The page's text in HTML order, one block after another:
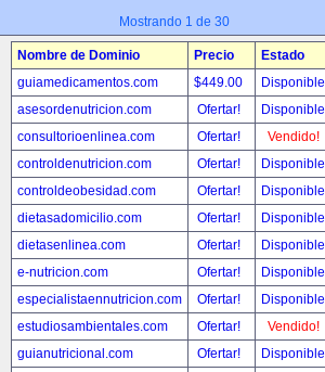
Mostrando 1 de 30
Nombre de Dominio Precio
Estado
guiamedicamentos.com
$449.00
Disponible
asesordenutricion.com
Ofertar!
Disponible
consultorioenlinea.com
Ofertar!
Vendido!
controldenutricion.com
Ofertar!
Disponible
controldeobesidad.com
Ofertar!
Disponible
dietasadomicilio.com
Ofertar!
Disponible
dietasenlinea.com
Ofertar!
Disponible
e-nutricion.com
Ofertar!
Disponible
especialistaennutricion.com
Ofertar!
Disponible
estudiosambientales.com
Ofertar!
Vendido!
guianutricional.com
Ofertar!
Disponible